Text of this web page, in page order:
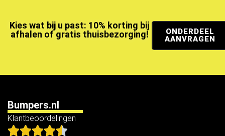
Kies wat bij u past: 10% korting bij
afhalen of gratis thuisbezorging!
ONDERDEEL
AANVRAGEN
Bumpers.nl
Klantbeoordelingen